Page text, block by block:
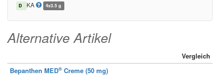
D KA 4x3.5 g
Alternative Artikel
Vergleich
Bepanthen MED® Creme (50 mg)